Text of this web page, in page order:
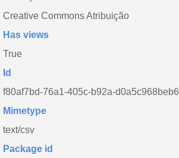
Creative Commons Atribuição
Has views
True
Id
f80af7bd-76a1-405c-b92a-d0a5c968beb6
Mimetype
text/csv
Package id